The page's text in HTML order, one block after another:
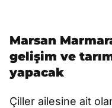
Marsan
gelişim ve
yapacak
Çiller ailesine ait